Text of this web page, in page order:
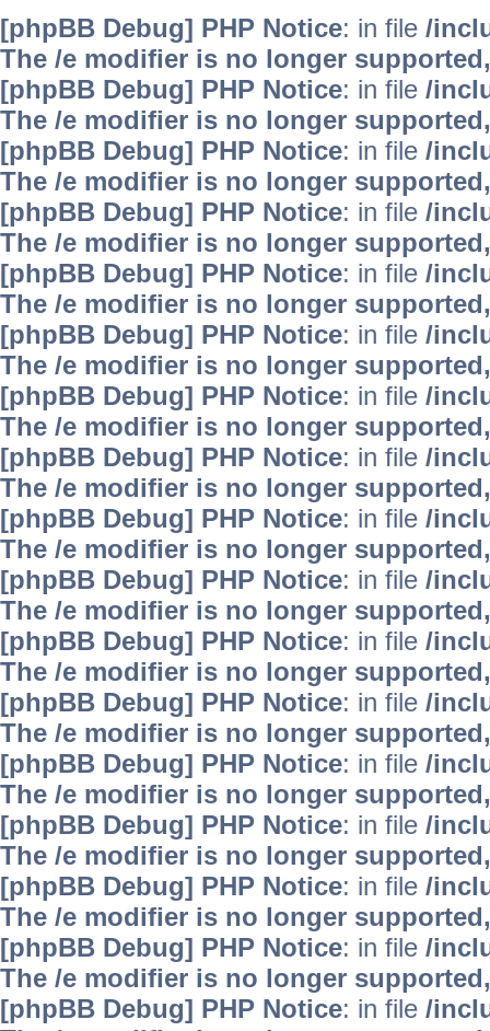
[phpBB Debug] PHP Notice: in file /
The /e modifier is no longer
[phpBB Debug] PHP Notice: in file /
The /e modifier is no longer
[phpBB Debug] PHP Notice: in file /
The /e modifier is no longer
[phpBB Debug] PHP Notice: in file /
The /e modifier is no longer
[phpBB Debug] PHP Notice: in file /
The /e modifier is no longer
[phpBB Debug] PHP Notice: in file /
The /e modifier is no longer
[phpBB Debug] PHP Notice: in file /
The /e modifier is no longer
[phpBB Debug] PHP Notice: in file /
The /e modifier is no longer
[phpBB Debug] PHP Notice: in file /
The /e modifier is no longer
[phpBB Debug] PHP Notice: in file /
The /e modifier is no longer
[phpBB Debug] PHP Notice: in file /
The /e modifier is no longer
[phpBB Debug] PHP Notice: in file /
The /e modifier is no longer
[phpBB Debug] PHP Notice: in file /
The /e modifier is no longer
[phpBB Debug] PHP Notice: in file /
The /e modifier is no longer
[phpBB Debug] PHP Notice: in file /
The /e modifier is no longer
[phpBB Debug] PHP Notice: in file /
The /e modifier is no longer
[phpBB Debug] PHP Notice: in file /